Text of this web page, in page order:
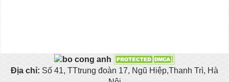
Địa chỉ: Số 41, TTtrung đoàn 17, Ngũ Hiệp,Thanh Trì, Hà